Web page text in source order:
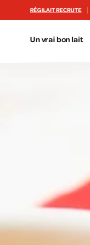
RÉGILAIT RECRUTE
Un vrai bon lait